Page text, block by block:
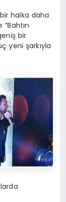
halka daha
“Bahtın
bir
yeni şarkıyla